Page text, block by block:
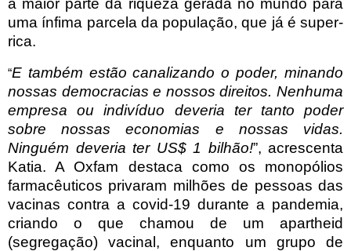
a maior parte da riqueza gerada no mundo para
uma ínfima parcela da população, que já é super-
rica.
“E também estão canalizando o poder, minando
nossas democracias e nossos direitos. Nenhuma
empresa ou indivíduo deveria ter tanto poder
sobre nossas economias e nossas vidas.
Ninguém deveria ter US$ 1 bilhão!”, acrescenta
Katia. A Oxfam destaca como os monopólios
farmacêuticos privaram milhões de pessoas das
vacinas contra a covid-19 durante a pandemia,
criando o que chamou de um apartheid
(segregação) vacinal, enquanto um grupo de